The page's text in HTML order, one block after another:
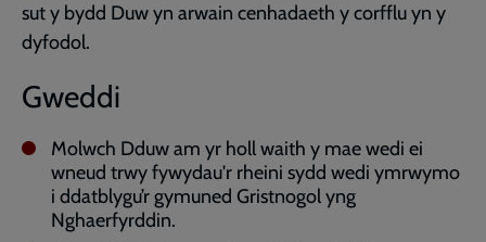
sut y bydd Duw yn arwain cenhadaeth y corfflu yn y
dyfodol.
Gweddi
Molwch Dduw am yr holl waith y mae wedi ei
wneud trwy fywydau'r rheini sydd wedi ymrwymo
i ddatblygu’r gymuned Gristnogol yng
Nghaerfyrddin.